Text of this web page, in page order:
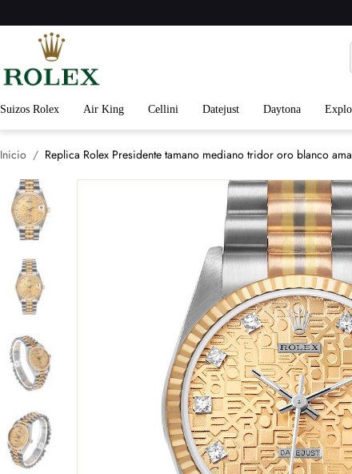
Suizos Rolex Air King Cellini Datejust Daytona
Inicio Replica Rolex Presidente tamano mediano tridor oro blanco